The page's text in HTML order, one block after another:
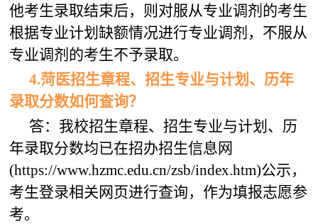
他考生录取结束后，则对服从专业调剂的考生
根据专业计划缺额情况进行专业调剂，不服从
专业调剂的考生不予录取。
4.菏医招生章程、招生专业与计划、历年
录取分数如何查询？
答：我校招生章程、招生专业与计划、历
年录取分数均已在招办招生信息网
(https://www.hzmc.edu.cn/zsb/index.htm)公示，
考生登录相关网页进行查询，作为填报志愿参
考。